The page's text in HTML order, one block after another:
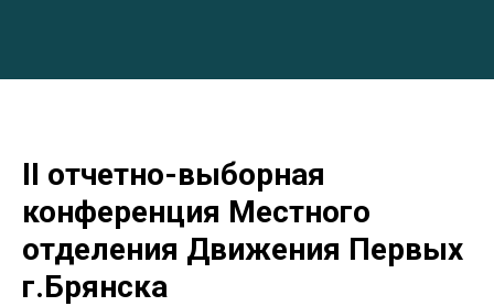
II отчетно-выборная
конференция Местного
отделения Движения Первых
г.Брянска